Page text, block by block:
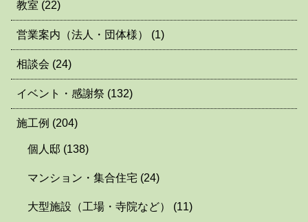
教室 (22)
営業案内（法人・団体様） (1)
相談会 (24)
イベント・感謝祭 (132)
施工例 (204)
個人邸 (138)
マンション・集合住宅 (24)
大型施設（工場・寺院など） (11)